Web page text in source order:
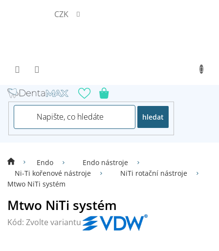
CZK
hledat
Endo
Endo nástroje
Ni-Ti kořenové nástroje
NiTi rotační nástroje
Mtwo NiTi systém
Mtwo NiTi systém
Kód: Zvolte variantu